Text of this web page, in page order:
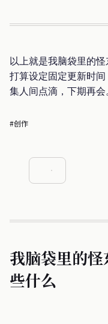
以上就是我脑袋里的
打算设定固定更新时
集人间点滴，下期再会。
#创作
我脑袋里的
些什么